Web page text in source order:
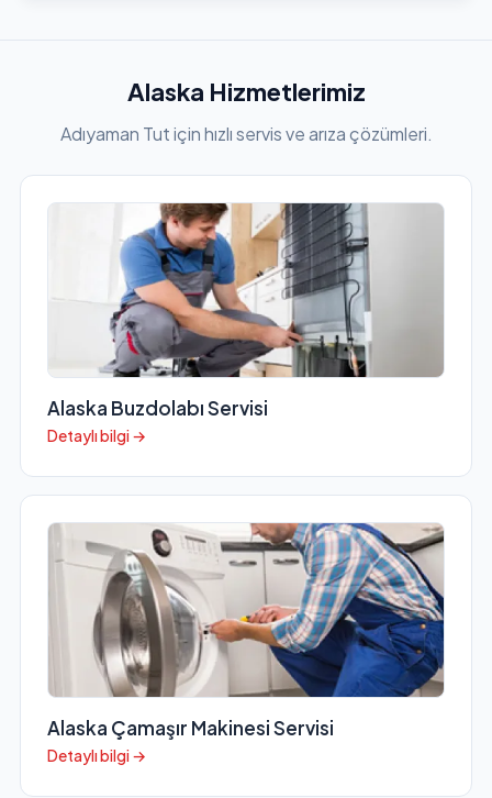
Alaska Hizmetlerimiz
Adıyaman Tut için hızlı servis ve arıza çözümleri.
Alaska Buzdolabı Servisi
Detaylı bilgi →
Alaska Çamaşır Makinesi Servisi
Detaylı bilgi →